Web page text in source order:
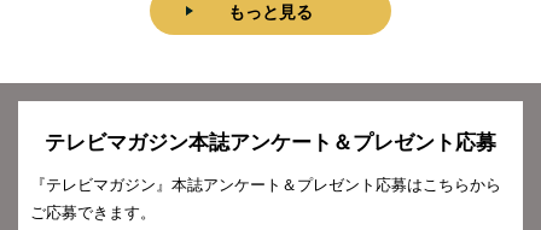
もっと見る
テレビマガジン本誌アンケート＆プレゼント応募
『テレビマガジン』本誌アンケート＆プレゼント応募はこちらから
ご応募できます。